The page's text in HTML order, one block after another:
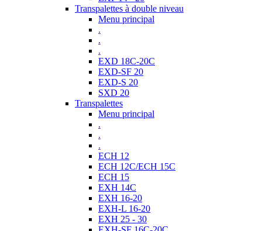
Transpalettes à double niveau
Menu principal
.
.
.
EXD 18C-20C
EXD-SF 20
EXD-S 20
SXD 20
Transpalettes
Menu principal
.
.
.
ECH 12
ECH 12C/ECH 15C
ECH 15
EXH 14C
EXH 16-20
EXH-L 16-20
EXH 25 - 30